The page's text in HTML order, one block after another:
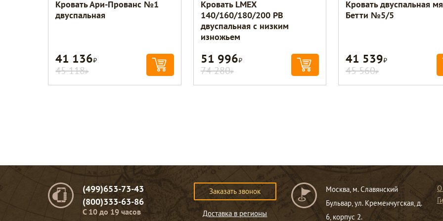
Кровать Ари-Прованс №1
двуспальная
41 136Р
45 118Р
Кровать LMEX
140/160/180/200 PB
двуспальная с низким
изножьем
51 996Р
74 280Р
Кровать двуспальная
Бетти №5/5
41 539Р
45 560Р
(499)653-73-43
(800)333-63-86
C 10 до 19 часов
Заказать звонок
Доставка в регионы
Москва, м. Славянский
Бульвар, ул. Кременчугская, д.
6, корпус 2.
О